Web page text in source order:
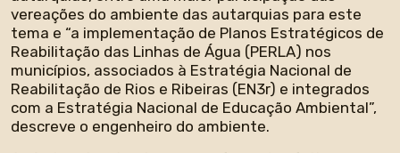
vereações do ambiente das autarquias para este
tema e “a implementação de Planos Estratégicos de
Reabilitação das Linhas de Água (PERLA) nos
municípios, associados à Estratégia Nacional de
Reabilitação de Rios e Ribeiras (EN3r) e integrados
com a Estratégia Nacional de Educação Ambiental”,
descreve o engenheiro do ambiente.